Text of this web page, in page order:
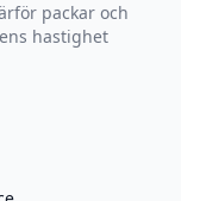
packar och
hastighet